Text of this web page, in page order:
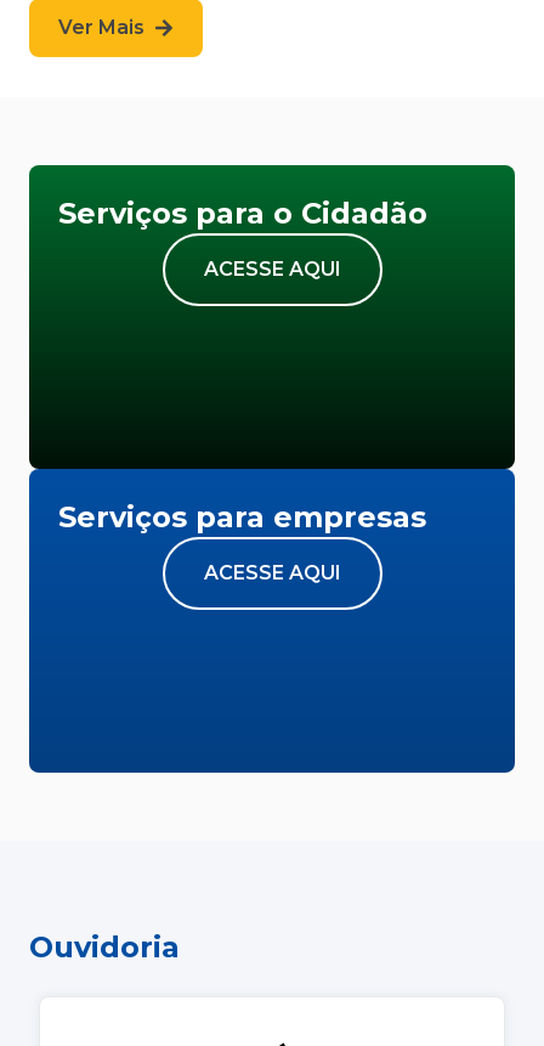
Ver Mais
Serviços para o Cidadão
ACESSE AQUI
Serviços para empresas
ACESSE AQUI
Ouvidoria